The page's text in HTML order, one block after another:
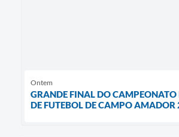
Ontem
GRANDE FINAL DO CAMPEONATO
DE FUTEBOL DE CAMPO AMADOR